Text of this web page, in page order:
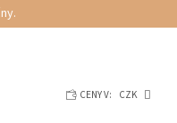
CENY V: CZK